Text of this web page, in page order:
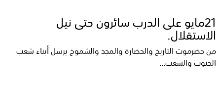
21مايو على الدرب سائرون حتى نيل
الاستقلال.
من حضرموت التاريخ والحضارة والمجد والشموخ يرسل أبناء شعب
الجنوب والشعب...